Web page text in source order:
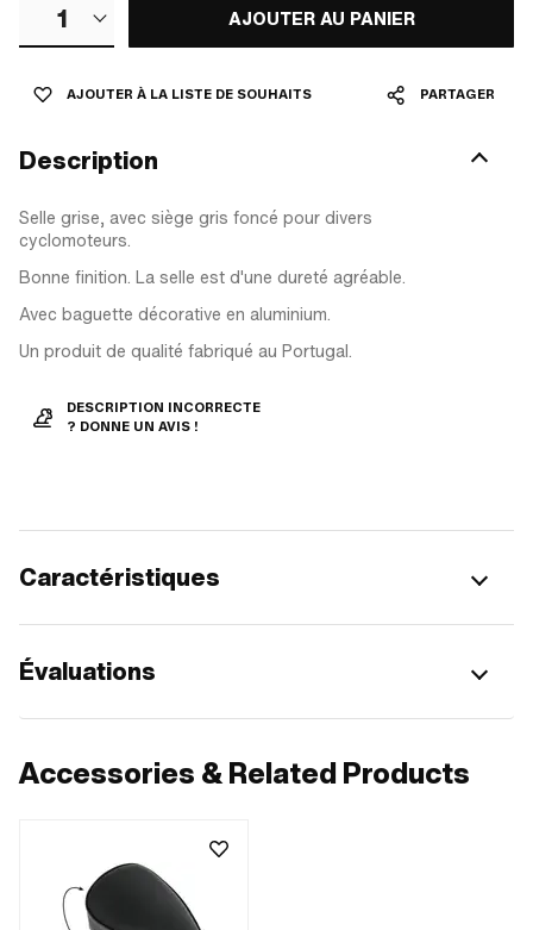
1 AJOUTER AU PANIER
AJOUTER À LA LISTE DE SOUHAITS PARTAGER
Description
Selle grise, avec siège gris foncé pour divers
cyclomoteurs.
Bonne finition. La selle est d'une dureté agréable.
Avec baguette décorative en aluminium.
Un produit de qualité fabriqué au Portugal.
DESCRIPTION INCORRECTE
? DONNE UN AVIS !
Caractéristiques
Évaluations
Accessories & Related Products